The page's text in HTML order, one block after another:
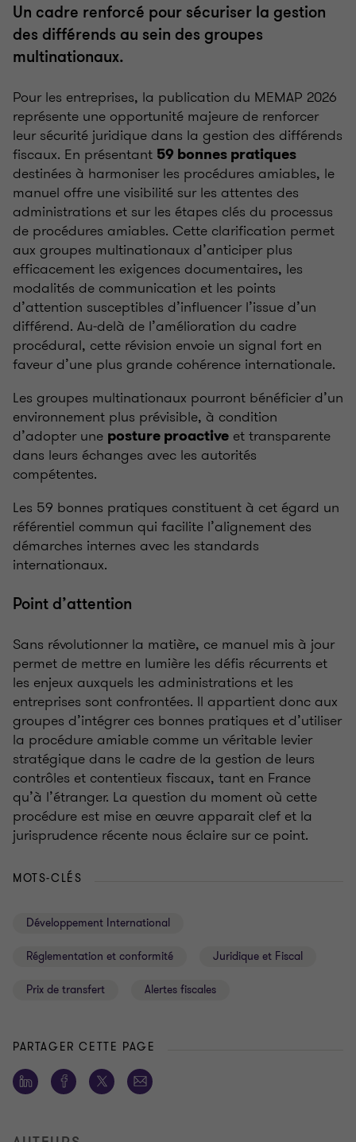
Un cadre renforcé pour sécuriser la gestion
des différends au sein des groupes
multinationaux.
Pour les entreprises, la publication du MEMAP 2026
représente une opportunité majeure de renforcer
leur sécurité juridique dans la gestion des différends
fiscaux. En présentant 59 bonnes pratiques
destinées à harmoniser les procédures amiables, le
manuel offre une visibilité sur les attentes des
administrations et sur les étapes clés du processus
de procédures amiables. Cette clarification permet
aux groupes multinationaux d’anticiper plus
efficacement les exigences documentaires, les
modalités de communication et les points
d’attention susceptibles d’influencer l’issue d’un
différend. Au‑delà de l’amélioration du cadre
procédural, cette révision envoie un signal fort en
faveur d’une plus grande cohérence internationale.
Les groupes multinationaux pourront bénéficier d’un
environnement plus prévisible, à condition
d’adopter une posture proactive et transparente
dans leurs échanges avec les autorités
compétentes.
Les 59 bonnes pratiques constituent à cet égard un
référentiel commun qui facilite l’alignement des
démarches internes avec les standards
internationaux.
Point d’attention
Sans révolutionner la matière, ce manuel mis à jour
permet de mettre en lumière les défis récurrents et
les enjeux auxquels les administrations et les
entreprises sont confrontées. Il appartient donc aux
groupes d’intégrer ces bonnes pratiques et d’utiliser
la procédure amiable comme un véritable levier
stratégique dans le cadre de la gestion de leurs
contrôles et contentieux fiscaux, tant en France
qu’à l’étranger. La question du moment où cette
procédure est mise en œuvre apparait clef et la
jurisprudence récente nous éclaire sur ce point.
MOTS-CLÉS
Développement International
Réglementation et conformité Juridique et Fiscal
Prix de transfert Alertes fiscales
PARTAGER CETTE PAGE